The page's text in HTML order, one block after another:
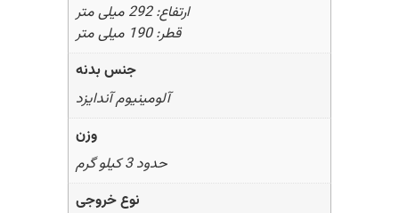
ارتفاع: 292 میلی متر
قطر: 190 میلی متر
جنس بدنه
آلومینیوم آندایزد
وزن
حدود 3 کیلو گرم
نوع خروجی